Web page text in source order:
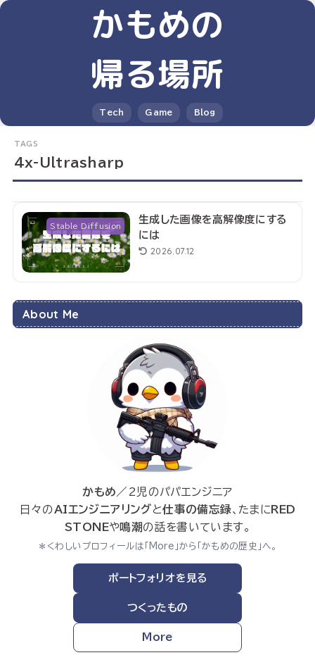
かもめの
帰る場所
Tech Game Blog
4x-Ultrasharp
Stable Diffusion
生成した画像を高解像度にする
には
2026.07.12
About Me
かもめ ／2児のパパエンジニア
日々のAIエンジニアリングと仕事の備忘録、たまにRED
STONEや鳴潮の話を書いています。
＊くわしいプロフィールは「More」から「かもめの歴史」へ。
ポートフォリオを見る
つくったもの
More